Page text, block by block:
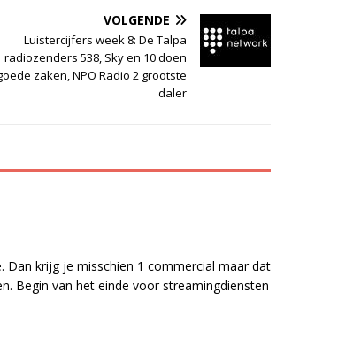
VOLGENDE
Luistercijfers week 8: De Talpa
radiozenders 538, Sky en 10 doen
zaken, NPO Radio 2 grootste
daler
krijg je misschien 1 commercial maar dat
Begin van het einde voor streamingdiensten